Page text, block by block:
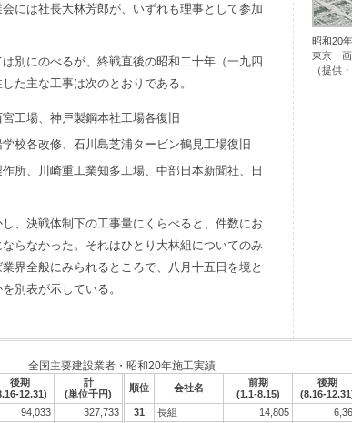
には社長大林芳郎が、いずれも理事として参加
別にのべるが、終戦直後の昭和二十年（一九四
た主な工事は次のとおりである。
工場、神戸製鋼本社工場各復旧
校各改修、石川島芝浦タービン鶴見工場復旧
所、川崎重工業知多工場、中部日本新聞社、日
、決戦体制下の工事量にくらべると、件数にお
らなかった。それはひとり大林組についてのみ
界全般にみられるところで、八月十五日を境と
別表が示している。
昭和20
東京 画
（提供
全国主要建設業者・昭和20年施工実績
後期
12.31)
計
(単位千円)
順位 会社名
前期
(1.1-8.15)
後期
(8.16-
94,033 327,733 31 長組 14,805